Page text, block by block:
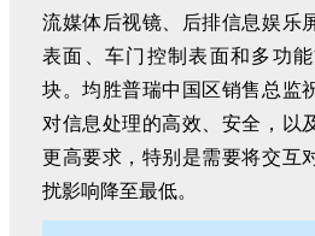
流媒体后视镜、后排信息娱乐
表面、车门控制表面和多功
块。均胜普瑞中国区销售总监
对信息处理的高效、安全，以
更高要求，特别是需要将交互
扰影响降至最低。